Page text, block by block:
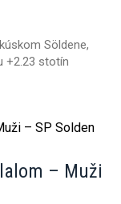
Söldene,
+2.23 stotín
– Muži